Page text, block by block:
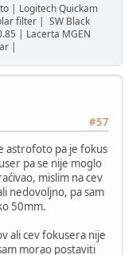
| Logitech Quickam
filter | SW Black
| Lacerta MGEN
|
#57
astrofoto pa je fokus
pa se nije moglo
mislim na cev
nedovoljno, pa sam
50mm.
ali cev fokusera nije
morao postaviti